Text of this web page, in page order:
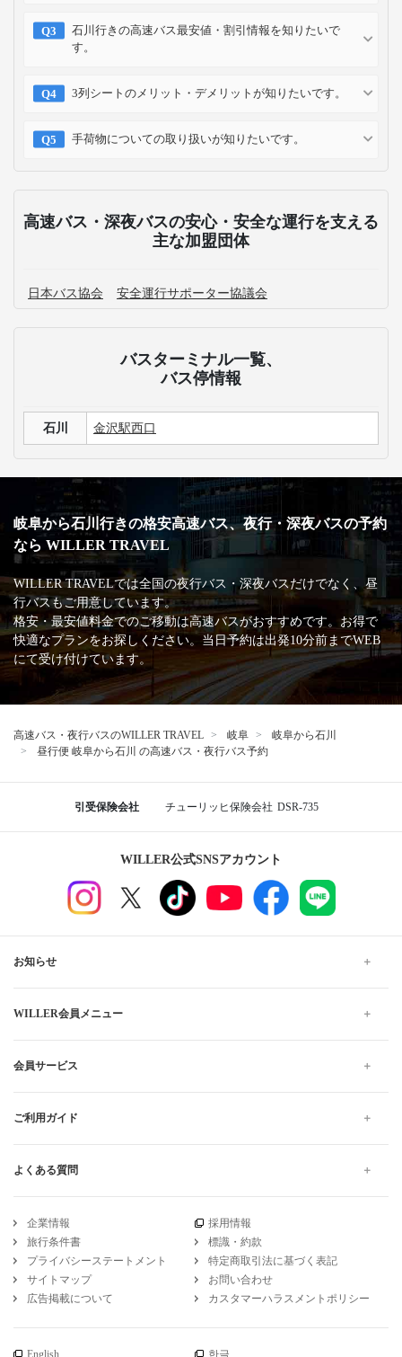
石川行きの高速バス最安値・割引情報を知りたいで
す。
3列シートのメリット・デメリットが知りたいです。
手荷物についての取り扱いが知りたいです。
高速バス・深夜バスの安心・安全な運行を支える
主な加盟団体
日本バス協会 安全運行サポーター協議会
バスターミナル一覧、
バス停情報
石川 金沢駅西口
岐阜から石川行きの格安高速バス、夜行・深夜バスの予約
なら WILLER TRAVEL
WILLER TRAVELでは全国の夜行バス・深夜バスだけでなく、昼
行バスもご用意しています。
格安・最安値料金でのご移動は高速バスがおすすめです。お得で
快適なプランをお探しください。当日予約は出発10分前までWEB
にて受け付けています。
高速バス・夜行バスのWILLER TRAVEL 岐阜
岐阜から石川
昼行便 岐阜から石川 の高速バス・夜行バス予約
引受保険会社 チューリッヒ保険会社 DSR-735
WILLER公式SNSアカウント
お知らせ
WILLER会員メニュー
会員サービス
ご利用ガイド
よくある質問
企業情報
採用情報
旅行条件書
標識・約款
プライバシーステートメント
特定商取引法に基づく表記
サイトマップ
お問い合わせ
広告掲載について
カスタマーハラスメントポリシー
English 한글